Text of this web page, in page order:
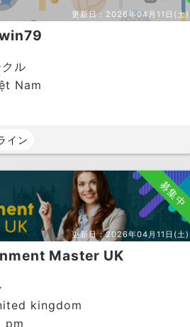
更新日： 2026年04月11日(土)
ル
Nam
イン
募集中
更新日：2026年04月11日(土)
Master UK
kingdom
pm